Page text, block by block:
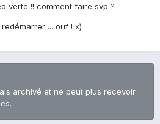
verte !! comment faire svp ?
... ouf ! x)
archivé et ne peut plus recevoir